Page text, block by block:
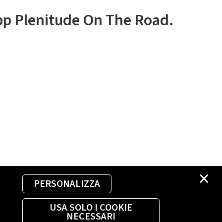
×
PERSONALIZZA
USA SOLO I COOKIE
NECESSARI
Plenitude On The Road.